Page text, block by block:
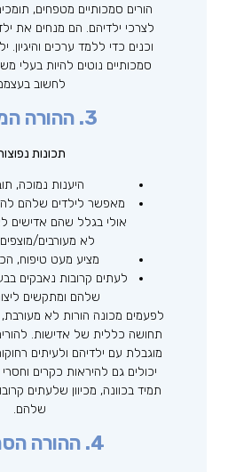
הורים סמכותיים מטפחים,
לצרכי ילדיהם. הם מנחים את
וכנים כדי ללמד ערכים והיגיון.
סמכותיים נוטים להיות בעלי
לחשוב
3. ההורה המזניח
תכונות
היענות נמוכה,
מאפשר לילדים שלהם
אולי בגלל שהם אדישים
לא מעורבים/
מציע מעט טיפוח,
לעתים קרובות נאבקים
שלהם ומתקשים
לפעמים מכונה הורות לא מעורבת,
תחושה כללית של אדישות.
מוגבלת עם ילדיהם ולעיתים
יכולים גם להיראות כקרים
תמיד בכוונה, מכיוון שלעתים
שלהם.
4. ההורה הסמכותי